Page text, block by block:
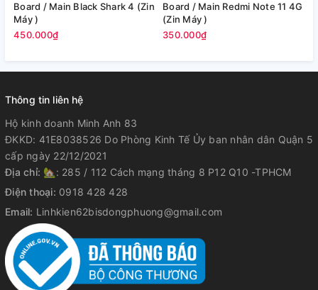
Board / Main Black Shark 4 (Zin
Máy )
450.000₫
Board / Main Redmi Note 11 4G
(Zin Máy )
350.000₫
Thông tin liên hệ
Hộ kinh doanh Minh Anh 83
ĐKKD: 41E8038526 Do Phòng Kinh Tế Ủy ban nhân dân Quận 5
cấp ngày 22/12/2021
Địa chỉ: 🏡: 285 / 112 Cách mạng tháng 8 P12 Q10 -TPHCM
Điện thoại: 0918 428 428
Email: Linhkien62bisdongphuong@gmail.com